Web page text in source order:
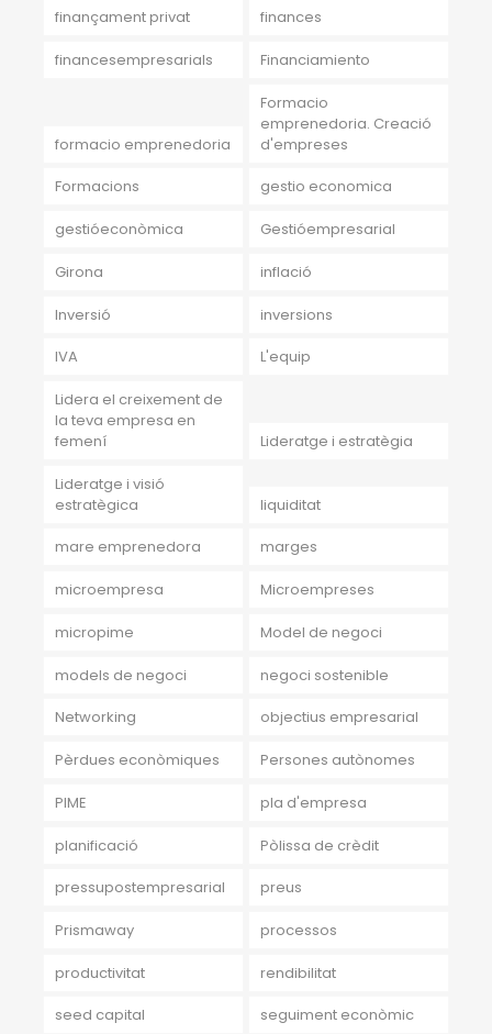
finançament privat finances
financesempresarials Financiamiento
formacio emprenedoria
Formacio
emprenedoria. Creació
d'empreses
Formacions gestio economica
gestióeconòmica Gestióempresarial
Girona inflació
Inversió inversions
IVA L'equip
Lidera el creixement de
la teva empresa en
femení
Lideratge i estratègia
Lideratge i visió
estratègica
liquiditat
mare emprenedora marges
microempresa Microempreses
micropime Model de negoci
models de negoci negoci sostenible
Networking objectius empresarial
Pèrdues econòmiques Persones autònomes
PIME pla d'empresa
planificació Pòlissa de crèdit
pressupostempresarial preus
Prismaway processos
productivitat rendibilitat
seed capital seguiment econòmic